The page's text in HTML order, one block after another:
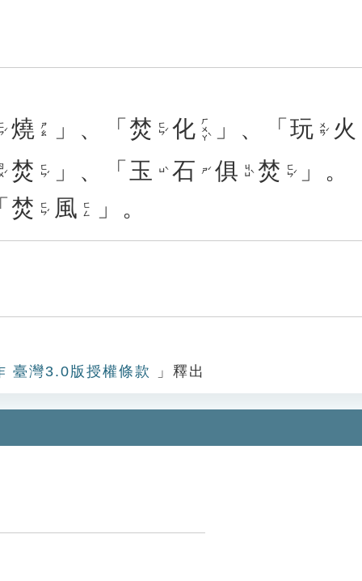
ˊ 燒 ㄕㄠ 」、「 焚 ㄈㄣˊ 化 ㄏㄨㄚˋ 」、「 玩 ㄨㄢˊ 火
ˊ 焚 ㄈㄣˊ 」、「 玉 ㄩˋ 石 ㄕˊ 俱 ㄐㄩˋ 焚 ㄈㄣˊ
」。
焚 ㄈㄣˊ 風 ㄈㄥ 」。
臺灣3.0版授權條款 」釋出